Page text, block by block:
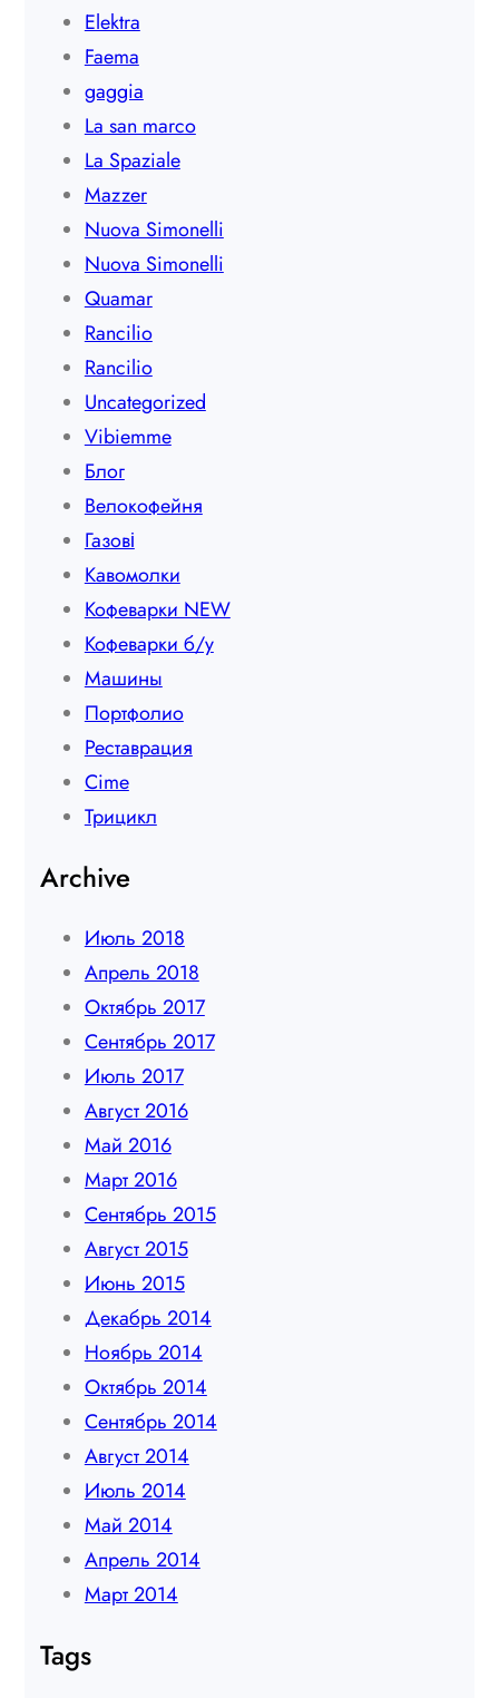
Elektra
Faema
gaggia
La san marco
La Spaziale
Mazzer
Nuova Simonelli
Nuova Simonelli
Quamar
Rancilio
Rancilio
Uncategorized
Vibiemme
Блог
Велокофейня
Газові
Кавомолки
Кофеварки NEW
Кофеварки б/у
Машины
Портфолио
Реставрация
Сime
Трицикл
Archive
Июль 2018
Апрель 2018
Октябрь 2017
Сентябрь 2017
Июль 2017
Август 2016
Май 2016
Март 2016
Сентябрь 2015
Август 2015
Июнь 2015
Декабрь 2014
Ноябрь 2014
Октябрь 2014
Сентябрь 2014
Август 2014
Июль 2014
Май 2014
Апрель 2014
Март 2014
Tags